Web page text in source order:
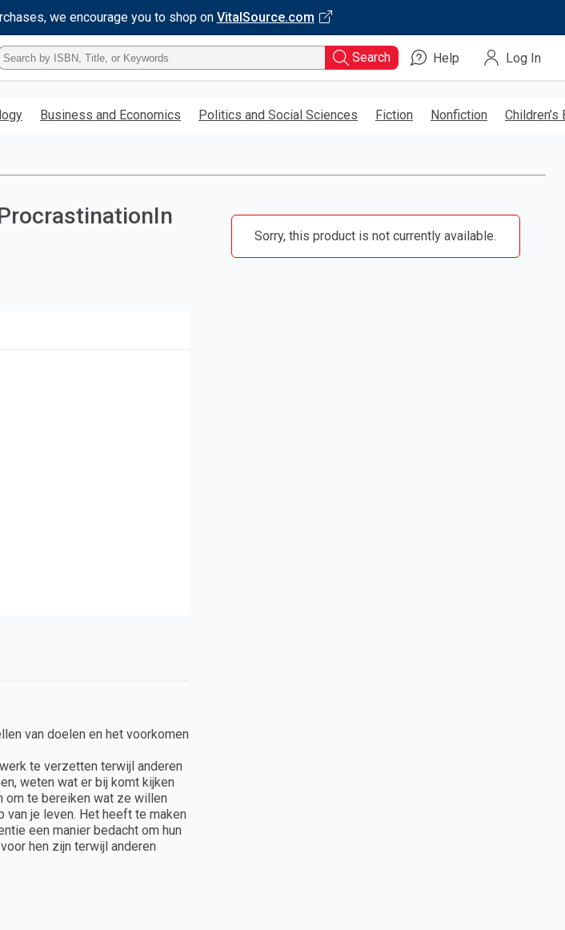
we encourage you to shop on VitalSource.com
Search Help Log In
Business and Economics Politics and Social Sciences Fiction Nonfiction Children’s
Sorry, this product is not currently available.
van doelen en het voorkomen
te verzetten terwijl anderen
weten wat er bij komt kijken
om te bereiken wat ze willen
je leven. Het heeft te maken
een manier bedacht om hun
hen zijn terwijl anderen